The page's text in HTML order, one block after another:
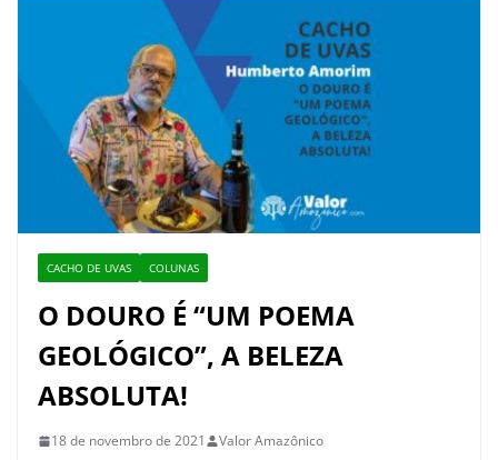
CACHO DE UVAS COLUNAS
O DOURO É “UM POEMA
GEOLÓGICO”, A BELEZA
ABSOLUTA!
18 de novembro de 2021 Valor Amazônico